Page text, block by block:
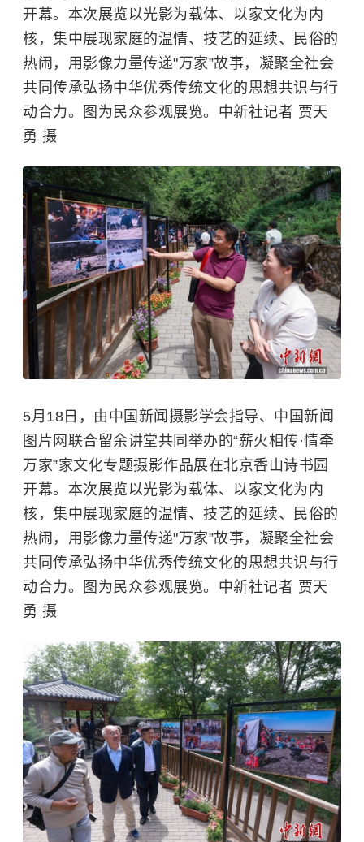
开幕。本次展览以光影为载体、以家文化为内
核，集中展现家庭的温情、技艺的延续、民俗的
热闹，用影像力量传递"万家”故事，凝聚全社会
共同传承弘扬中华优秀传统文化的思想共识与行
动合力。图为民众参观展览。中新社记者 贾天
勇 摄
5月18日，由中国新闻摄影学会指导、中国新闻
图片网联合留余讲堂共同举办的“薪火相传·情牵
万家”家文化专题摄影作品展在北京香山诗书园
开幕。本次展览以光影为载体、以家文化为内
核，集中展现家庭的温情、技艺的延续、民俗的
热闹，用影像力量传递"万家”故事，凝聚全社会
共同传承弘扬中华优秀传统文化的思想共识与行
动合力。图为民众参观展览。中新社记者 贾天
勇 摄